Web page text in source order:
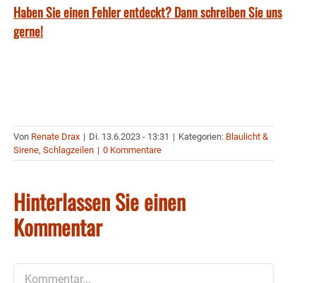
Haben Sie einen Fehler entdeckt? Dann schreiben Sie uns
gerne!
Von Renate Drax | Di. 13.6.2023 - 13:31 | Kategorien: Blaulicht &
Sirene, Schlagzeilen | 0 Kommentare
Hinterlassen Sie einen
Kommentar